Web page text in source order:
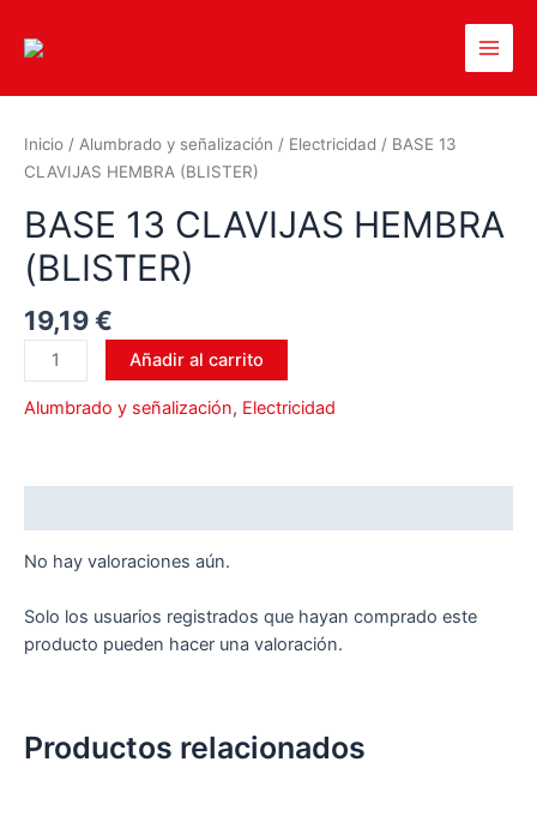
Inicio / Alumbrado y señalización / Electricidad / BASE 13
CLAVIJAS HEMBRA (BLISTER)
BASE 13 CLAVIJAS HEMBRA
(BLISTER)
19,19€
Añadir al carrito
Alumbrado y señalización, Electricidad
No hay valoraciones aún.
Solo los usuarios registrados que hayan comprado este
producto pueden hacer una valoración.
Productos relacionados